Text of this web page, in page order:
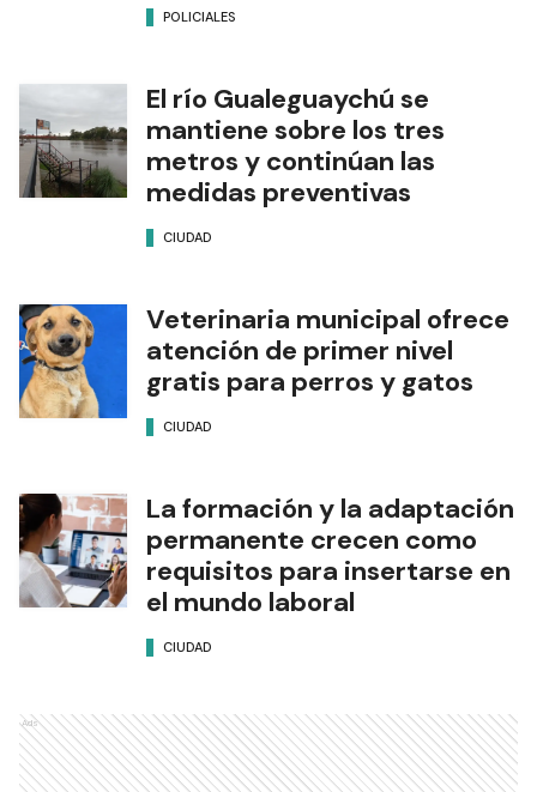
POLICIALES
El río Gualeguaychú se
mantiene sobre los tres
metros y continúan las
medidas preventivas
CIUDAD
Veterinaria municipal ofrece
atención de primer nivel
gratis para perros y gatos
CIUDAD
La formación y la adaptación
permanente crecen como
requisitos para insertarse en
el mundo laboral
CIUDAD
Ads